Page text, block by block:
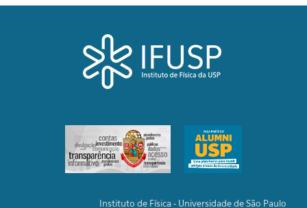
Instituto de Física - Universidade de São Paulo